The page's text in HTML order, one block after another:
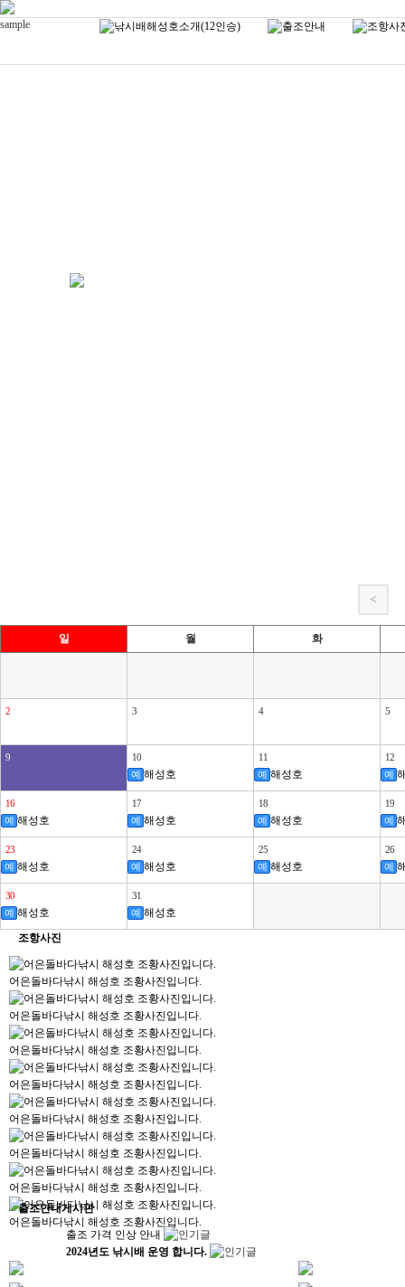
sample
<
일 월 화
2 3 4 5
9
10
예 해성호
11
예 해성호
12
예
16
예 해성호
17
예 해성호
18
예 해성호
19
예
23
예 해성호
24
예 해성호
25
예 해성호
26
예
30
예 해성호
31
예 해성호
조항사진
어은돌바다낚시 해성호 조황사진입니다.
어은돌바다낚시 해성호 조황사진입니다.
어은돌바다낚시 해성호 조황사진입니다.
어은돌바다낚시 해성호 조황사진입니다.
어은돌바다낚시 해성호 조황사진입니다.
어은돌바다낚시 해성호 조황사진입니다.
어은돌바다낚시 해성호 조황사진입니다.
어은돌바다낚시 해성호 조황사진입니다.
출조안내게시판
출조 가격 인상 안내
2024년도 낚시배 운영 합니다.